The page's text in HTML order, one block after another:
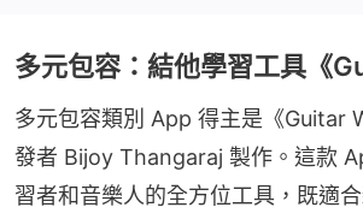
多元包容：結他學習工具《
多元包容類別 App 得主是《Guitar
發者 Bijoy Thangaraj 製作。這款
習者和音樂人的全方位工具，既適